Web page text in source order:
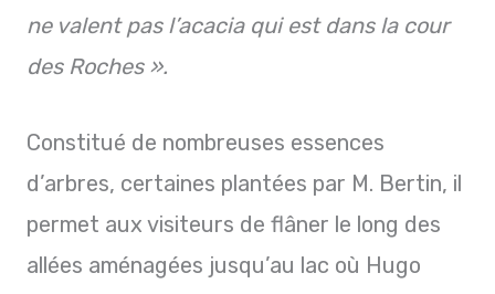
ne valent pas l’acacia qui est dans la cour
des Roches ».
Constitué de nombreuses essences
d’arbres, certaines plantées par M. Bertin, il
permet aux visiteurs de flâner le long des
allées aménagées jusqu’au lac où Hugo